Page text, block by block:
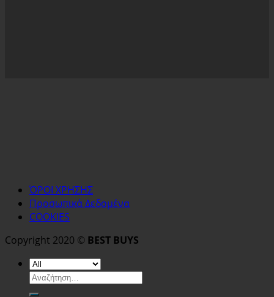
ΌΡΟΙ ΧΡΗΣΗΣ
Προσωπικά Δεδομένα
COOKIES
Copyright 2020 © BEST BUYS
Αναζήτηση
για: